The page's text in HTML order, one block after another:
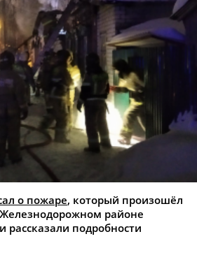
о пожаре, который произошёл
районе
рассказали подробности